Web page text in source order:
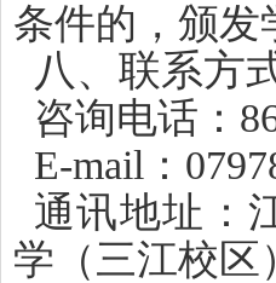
条件的，颁发
八、联系方
咨询电话：
E-mail：
通讯地址：
学（三江校区